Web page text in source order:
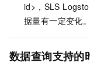
id>，SLS
据量有一定变化。
数据查询支持的